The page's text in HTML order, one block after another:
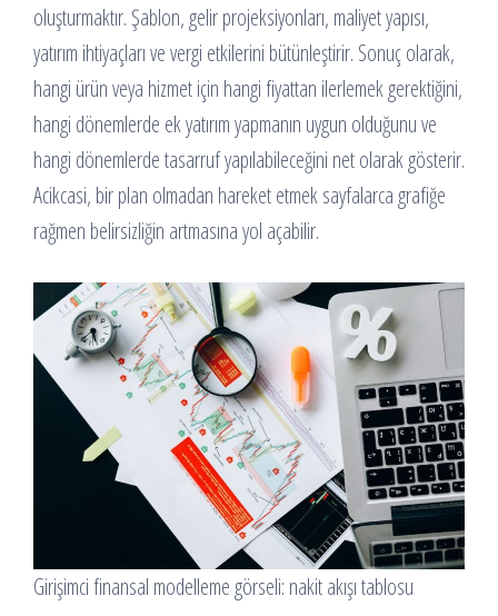
oluşturmaktır. Şablon, gelir projeksiyonları, maliyet yapısı,
yatırım ihtiyaçları ve vergi etkilerini bütünleştirir. Sonuç olarak,
hangi ürün veya hizmet için hangi fiyattan ilerlemek gerektiğini,
hangi dönemlerde ek yatırım yapmanın uygun olduğunu ve
hangi dönemlerde tasarruf yapılabileceğini net olarak gösterir.
Acikcasi, bir plan olmadan hareket etmek sayfalarca grafiğe
rağmen belirsizliğin artmasına yol açabilir.
Girişimci finansal modelleme görseli: nakit akışı tablosu